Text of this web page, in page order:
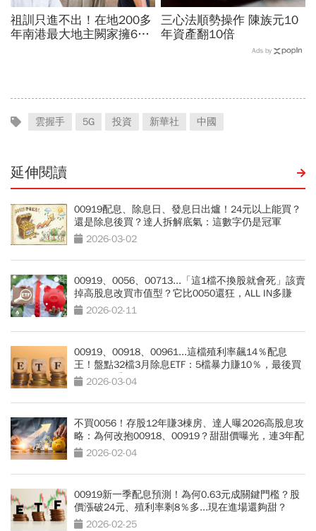
祖訓只進不出！在地200多
年南港最大地主闕家擁6萬
三心法順勢操作 陳族元10
年資產翻10倍
Ads by
雲握手 5G 投資 新華社 中國
延伸閱讀
00919配息、除息日、發息日出爐！24元以上能買？
還是除息後買？達人拆解底氣：這數字仍是冠軍
2026-03-02
00919、0056、00713...「這1檔不換股就會死」該賣
掉高股息改買市值型？它比0050還狂，ALL IN多賺
80％2026-02-11
00919、00918、00961...這檔殖利率飆14％配息
王！盤點32檔3月除息ETF：5檔暴力賺10％，最後買
進日一次看
2026-03-04
不買0056！存股12年賺3棟房、達人曝2026高股息攻
略：為何改抱00918、00919？甜甜價曝光，連3年配
息11%關鍵
2026-02-04
00919新一季配息預測！為何0.63元成關鍵門檻？股
價漲破24元、殖利率剩8％多...現在進場還夠甜？
2026-02-25